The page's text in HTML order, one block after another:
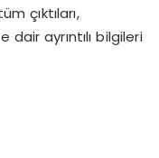
çıktıları,
ayrıntılı bilgileri